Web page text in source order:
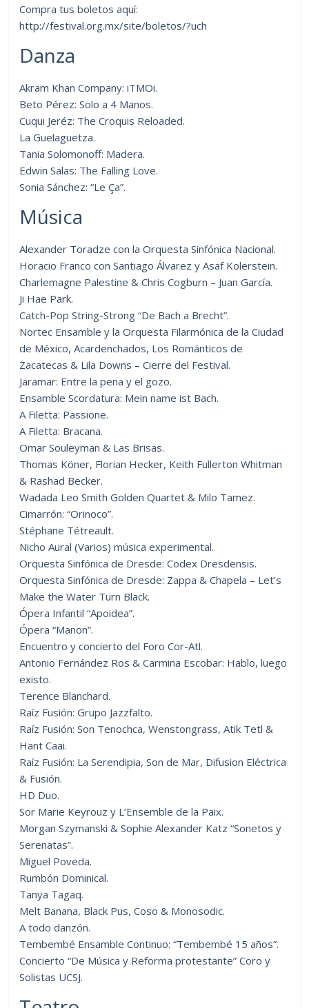
Compra tus boletos aquí:
http://festival.org.mx/site/boletos/?uch
Danza
Akram Khan Company: iTMOi.
Beto Pérez: Solo a 4 Manos.
Cuqui Jeréz: The Croquis Reloaded.
La Guelaguetza.
Tania Solomonoff: Madera.
Edwin Salas: The Falling Love.
Sonia Sánchez: “Le Ça”.
Música
Alexander Toradze con la Orquesta Sinfónica Nacional.
Horacio Franco con Santiago Álvarez y Asaf Kolerstein.
Charlemagne Palestine & Chris Cogburn – Juan García.
Ji Hae Park.
Catch-Pop String-Strong “De Bach a Brecht”.
Nortec Ensamble y la Orquesta Filarmónica de la Ciudad
de México, Acardenchados, Los Románticos de
Zacatecas & Lila Downs – Cierre del Festival.
Jaramar: Entre la pena y el gozo.
Ensamble Scordatura: Mein name ist Bach.
A Filetta: Passione.
A Filetta: Bracana.
Omar Souleyman & Las Brisas.
Thomas Köner, Florian Hecker, Keith Fullerton Whitman
& Rashad Becker.
Wadada Leo Smith Golden Quartet & Milo Tamez.
Cimarrón: “Orinoco”.
Stéphane Tétreault.
Nicho Aural (Varios) música experimental.
Orquesta Sinfónica de Dresde: Codex Dresdensis.
Orquesta Sinfónica de Dresde: Zappa & Chapela – Let’s
Make the Water Turn Black.
Ópera Infantil “Apoidea”.
Ópera “Manon”.
Encuentro y concierto del Foro Cor-Atl.
Antonio Fernández Ros & Carmina Escobar: Hablo, luego
existo.
Terence Blanchard.
Raíz Fusión: Grupo Jazzfalto.
Raíz Fusión: Son Tenochca, Wenstongrass, Atik Tetl &
Hant Caai.
Raíz Fusión: La Serendipia, Son de Mar, Difusion Eléctrica
& Fusión.
HD Duo.
Sor Marie Keyrouz y L’Ensemble de la Paix.
Morgan Szymanski & Sophie Alexander Katz “Sonetos y
Serenatas”.
Miguel Poveda.
Rumbón Dominical.
Tanya Tagaq.
Melt Banana, Black Pus, Coso & Monosodic.
A todo danzón.
Tembembé Ensamble Continuo: “Tembembé 15 años”.
Concierto “De Música y Reforma protestante” Coro y
Solistas UCSJ.